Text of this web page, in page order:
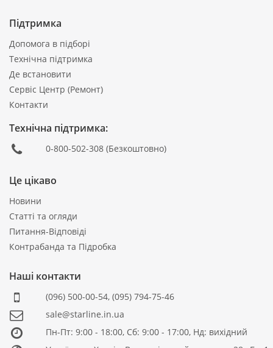
Підтримка
Допомога в підборі
Технічна підтримка
Де встановити
Сервіс Центр (Ремонт)
Контакти
Технічна підтримка:
0-800-502-308(Безкоштовно)
Це цікаво
Новини
Статті та огляди
Питання-Відповіді
Контрабанда та Підробка
Наші контакти
(096) 500-00-54, (095) 794-75-46
sale@starline.in.ua
Пн-Пт: 9:00 - 18:00, Сб: 9:00 - 17:00, Нд: вихідний